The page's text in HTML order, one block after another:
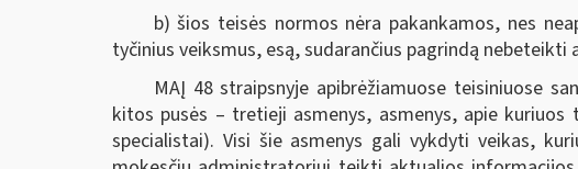
b) šios teisės normos nėra pakankamos, nes
tyčinius veiksmus, esą, sudarančius pagrindą
MAĮ 48 straipsnyje apibrėžiamuose teisiniuose
kitos pusės – tretieji asmenys, asmenys, apie
specialistai). Visi šie asmenys gali vykdyti veikas,